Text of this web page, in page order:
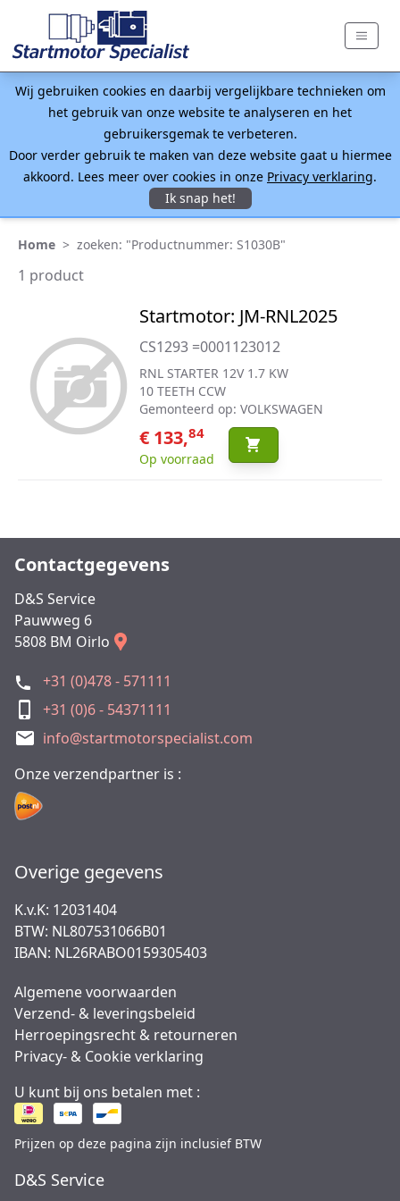
Wij gebruiken cookies en daarbij vergelijkbare technieken om
het gebruik van onze website te analyseren en het
gebruikersgemak te verbeteren.
Door verder gebruik te maken van deze website gaat u hiermee
akkoord. Lees meer over cookies in onze Privacy verklaring.
Ik snap het!
Home > zoeken: "Productnummer: S1030B"
1 product
Startmotor: JM-RNL2025
CS1293 =0001123012
RNL STARTER 12V 1.7 KW
10 TEETH CCW
Gemonteerd op: VOLKSWAGEN
€ 133,84
Op voorraad
Contactgegevens
D&S Service
Pauwweg 6
5808 BM Oirlo
+31 (0)478 - 571111
+31 (0)6 - 54371111
info@startmotorspecialist.com
Onze verzendpartner is :
Overige gegevens
K.v.K: 12031404
BTW: NL807531066B01
IBAN: NL26RABO0159305403
Algemene voorwaarden
Verzend- & leveringsbeleid
Herroepingsrecht & retourneren
Privacy- & Cookie verklaring
U kunt bij ons betalen met :
Prijzen op deze pagina zijn inclusief BTW
D&S Service